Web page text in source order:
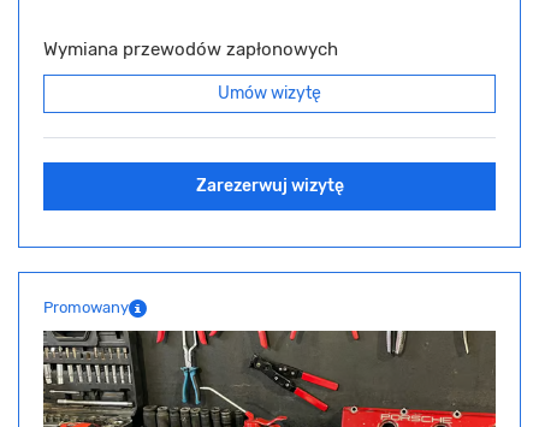
Wymiana przewodów zapłonowych
Umów wizytę
Zarezerwuj wizytę
Promowany